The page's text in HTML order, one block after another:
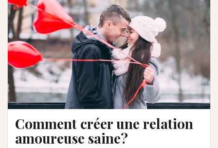
Comment créer une relation
amoureuse saine?